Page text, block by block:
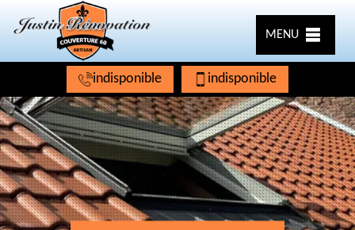
MENU
indisponible indisponible